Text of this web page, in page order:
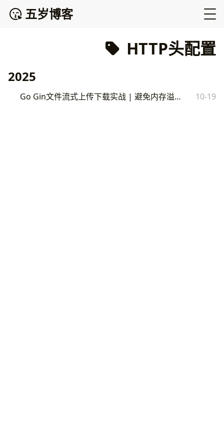
五岁博客
HTTP头配置
2025
Go Gin文件流式上传下载实战 | 避免内存溢出的高性能方案 10-19